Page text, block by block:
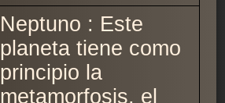
Neptuno : Este
planeta tiene como
principio la
metamorfosis, el